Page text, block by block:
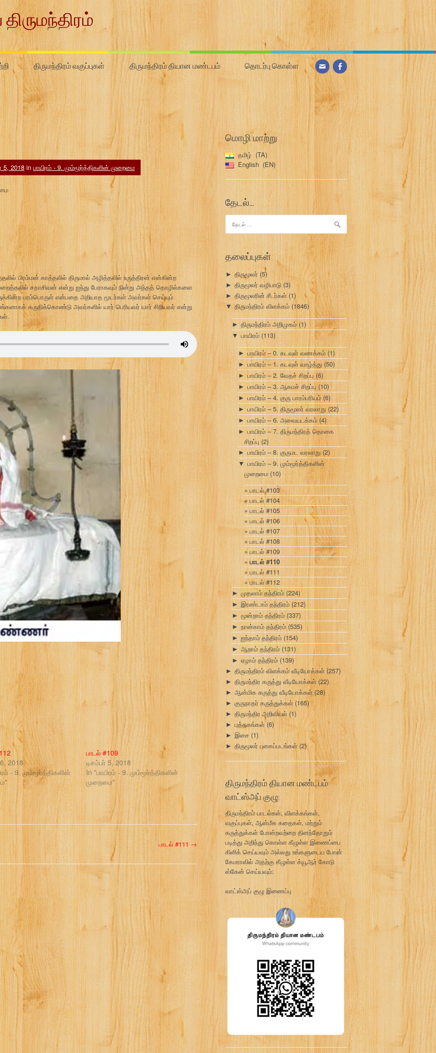
திருமந்திரம் வகுப்புகள் திருமந்திரம் தியான மண்டபம் தொடர்பு கொள்ள
5, 2018 in பாயிரம் - 9. மும்மூர்த்திகளின் முறைமை
பிரம்மன் காத்தலில் திருமால் அழித்தலில் உருத்திரன் என்கின்ற
சதாசிவன் என்று ஐந்து பேராகவும் நின்று அந்தத் தொழில்களை
பரம்பொருள் என்பதை அறியாத மூடர்கள் அவர்கள் செய்யும்
கருதிக்கொண்டு அவர்களில் யார் பெரியவர் யார் சிறியவர் என்று
2018
- 9. மும்மூர்த்திகளின்
பாடல் #109
டிசம்பர் 5, 2018
In "பாயிரம் - 9. மும்மூர்த்திகளின்
முறைமை"
பாடல் #111 →
மொழி மாற்று
தமிழ்
TA
English
EN
தேடல்…
தேடு:
தலைப்புகள்
► திருமூலர் (5)
► திருமூலர் வழிபாடு (3)
► திருமூலரின் சீடர்கள் (1)
▼ திருமந்திரம் விளக்கம் (1846)
► திருமந்திரம் அறிமுகம் (1)
▼ பாயிரம் (113)
► பாயிரம் – 0. கடவுள் வணக்கம் (1)
► பாயிரம் – 1. கடவுள் வாழ்த்து (50)
► பாயிரம் – 2. வேதச் சிறப்பு (6)
► பாயிரம் – 3. ஆகமச் சிறப்பு (10)
► பாயிரம் – 4. குரு பாரம்பரியம் (6)
► பாயிரம் – 5. திருமூலர் வரலாறு (22)
► பாயிரம் – 6. அவையடக்கம் (4)
► பாயிரம் – 7. திருமந்திரத் தொகை
சிறப்பு (2)
► பாயிரம் – 8. குருமட வரலாறு(2)
▼ பாயிரம் – 9. மும்மூர்த்திகளின்
முறைமை (10)
பாடல் #103
பாடல் #104
பாடல் #105
பாடல் #106
பாடல் #107
பாடல் #108
பாடல் #109
பாடல் #110
பாடல் #111
பாடல் #112
► முதலாம் தந்திரம் (224)
► இரண்டாம் தந்திரம் (212)
► மூன்றாம் தந்திரம் (337)
► நான்காம் தந்திரம் (535)
► ஐந்தாம் தந்திரம் (154)
► ஆறாம் தந்திரம் (131)
► ஏழாம் தந்திரம் (139)
► திருமந்திரம் விளக்கம் வீடியோக்கள் (257)
► திருமந்திர கருத்து வீடியோக்கள் (22)
► ஆன்மிக கருத்து வீடியோக்கள் (28)
► குருநாதர் கருத்துக்கள் (165)
► திருமந்திர அறிவியல் (1)
► புத்தகங்கள்(6)
► இசை (1)
► திருமூலர் புகைப்படங்கள் (2)
திருமந்திரம் தியான மண்டபம்
வாட்ஸ்அப் குழு:
திருமந்திரம் பாடல்கள், விளக்கங்கள்,
வகுப்புகள், ஆன்மீக கதைகள், மற்றும்
கருத்துக்கள் போன்றவற்றை தினந்தோறும்
படித்து அறிந்து கொள்ள கீழுள்ள இணைப்பை
கிளிக் செய்யவும் அல்லது உங்களுடைய போன்
கேமராவில் அதற்கு கீழுள்ள க்யூஆர் கோடு
ஸ்கேன் செய்யவும்:
வாட்ஸ்அப் குழு இணைப்பு